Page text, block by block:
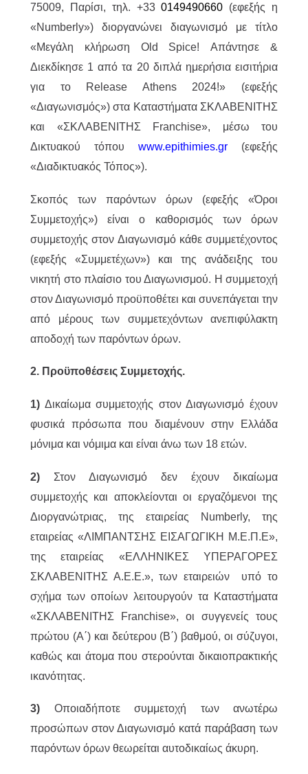
75009, Παρίσι, τηλ. +330149490660 (εφεξής η
«Numberly») διοργανώνει διαγωνισμό με τίτλο
«Μεγάλη κλήρωση Old Spice! Απάντησε &
Διεκδίκησε 1 από τα 20 διπλά ημερήσια εισιτήρια
για το Release Athens 2024!» (εφεξής
«Διαγωνισμός») στα Καταστήματα ΣΚΛΑΒΕΝΙΤΗΣ
και «ΣΚΛΑΒΕΝΙΤΗΣ Franchise», μέσω του
Δικτυακού τόπου www.epithimies.gr (εφεξής
«Διαδικτυακός Τόπος»).
Σκοπός των παρόντων όρων (εφεξής «Όροι
Συμμετοχής») είναι ο καθορισμός των όρων
συμμετοχής στον Διαγωνισμό κάθε συμμετέχοντος
(εφεξής «Συμμετέχων») και της ανάδειξης του
νικητή στο πλαίσιο του Διαγωνισμού. Η συμμετοχή
στον Διαγωνισμό προϋποθέτει και συνεπάγεται την
από μέρους των συμμετεχόντων ανεπιφύλακτη
αποδοχή των παρόντων όρων.
2. Προϋποθέσεις Συμμετοχής.
1) Δικαίωμα συμμετοχής στον Διαγωνισμό έχουν
φυσικά πρόσωπα που διαμένουν στην Ελλάδα
μόνιμα και νόμιμα και είναι άνω των 18 ετών.
2) Στον Διαγωνισμό δεν έχουν δικαίωμα
συμμετοχής και αποκλείονται οι εργαζόμενοι της
Διοργανώτριας, της εταιρείας Numberly, της
εταιρείας «ΛΙΜΠΑΝΤΣΗΣ ΕΙΣΑΓΩΓΙΚΗ Μ.Ε.Π.Ε»,
της εταιρείας «ΕΛΛΗΝΙΚΕΣ ΥΠΕΡΑΓΟΡΕΣ
ΣΚΛΑΒΕΝΙΤΗΣ Α.Ε.Ε.», των εταιρειών υπό το
σχήμα των οποίων λειτουργούν τα Καταστήματα
«ΣΚΛΑΒΕΝΙΤΗΣ Franchise», οι συγγενείς τους
πρώτου (Α΄) και δεύτερου (Β΄) βαθμού, οι σύζυγοι,
καθώς και άτομα που στερούνται δικαιοπρακτικής
ικανότητας.
3) Οποιαδήποτε συμμετοχή των ανωτέρω
προσώπων στον Διαγωνισμό κατά παράβαση των
παρόντων όρων θεωρείται αυτοδικαίως άκυρη.